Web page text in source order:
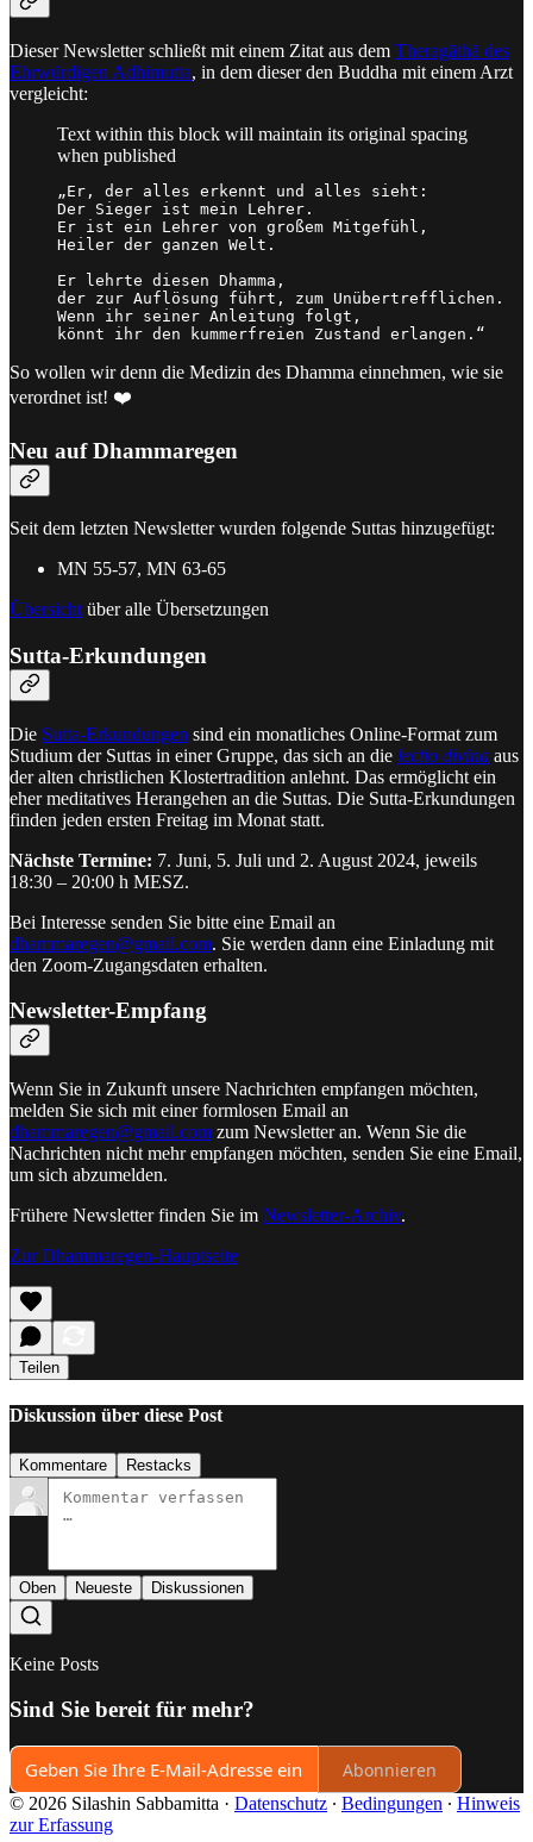
Dieser Newsletter schließt mit einem Zitat aus dem Theragāthā des
Ehrwürdigen Adhimutta, in dem dieser den Buddha mit einem Arzt
vergleicht:
Text within this block will maintain its original spacing
when published
„Er, der alles erkennt und alles sieht:
Der Sieger ist mein Lehrer.
Er ist ein Lehrer von großem Mitgefühl,
Heiler der ganzen Welt.
Er lehrte diesen Dhamma,
der zur Auflösung führt, zum Unübertrefflichen.
Wenn ihr seiner Anleitung folgt,
könnt ihr den kummerfreien Zustand erlangen.“
So wollen wir denn die Medizin des Dhamma einnehmen, wie sie
verordnet ist! ❤️
Neu auf Dhammaregen
Seit dem letzten Newsletter wurden folgende Suttas hinzugefügt:
MN 55-57, MN 63-65
Übersicht über alle Übersetzungen
Sutta-Erkundungen
Die Sutta-Erkundungen sind ein monatliches Online-Format zum
Studium der Suttas in einer Gruppe, das sich an die lectio divina aus
der alten christlichen Klostertradition anlehnt. Das ermöglicht ein
eher meditatives Herangehen an die Suttas. Die Sutta-Erkundungen
finden jeden ersten Freitag im Monat statt.
Nächste Termine: 7. Juni, 5. Juli und 2. August 2024, jeweils
18:30 – 20:00 h MESZ.
Bei Interesse senden Sie bitte eine Email an
dhammaregen@gmail.com. Sie werden dann eine Einladung mit
den Zoom-Zugangsdaten erhalten.
Newsletter-Empfang
Wenn Sie in Zukunft unsere Nachrichten empfangen möchten,
melden Sie sich mit einer formlosen Email an
dhammaregen@gmail.com zum Newsletter an. Wenn Sie die
Nachrichten nicht mehr empfangen möchten, senden Sie eine Email,
um sich abzumelden.
Frühere Newsletter finden Sie im Newsletter-Archiv.
Zur Dhammaregen-Hauptseite
Teilen
Diskussion über diese Post
Kommentare Restacks
Oben Neueste Diskussionen
Keine Posts
Sind Sie bereit für mehr?
Abonnieren
© 2026 Silashin Sabbamitta · Datenschutz ∙ Bedingungen ∙ Hinweis
zur Erfassung